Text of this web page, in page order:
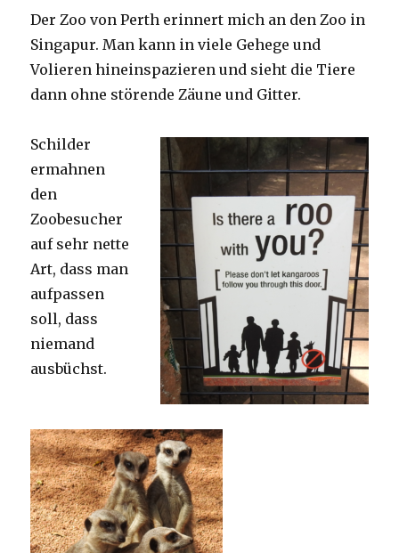
Perth
Der Zoo von Perth erinnert mich an den Zoo in
Singapur. Man kann in viele Gehege und
Volieren hineinspazieren und sieht die Tiere
dann ohne störende Zäune und Gitter.
Schilder
ermahnen
den
Zoobesucher
auf sehr nette
Art, dass man
aufpassen
soll, dass
niemand
ausbüchst.